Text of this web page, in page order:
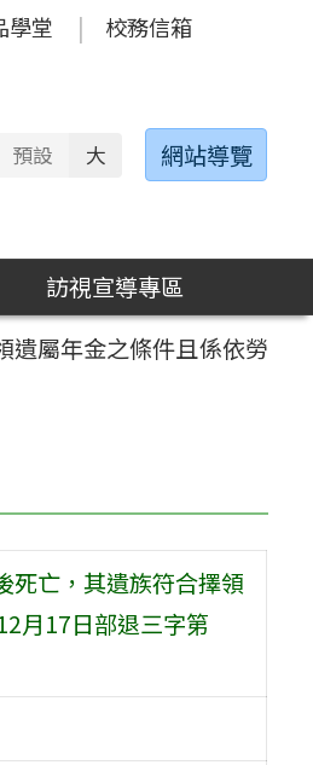
學堂 校務信箱
預設 大 網站導覽
訪視宣導專區
遺屬年金之條件且係依勞
死亡，其遺族符合擇領
月17日部退三字第